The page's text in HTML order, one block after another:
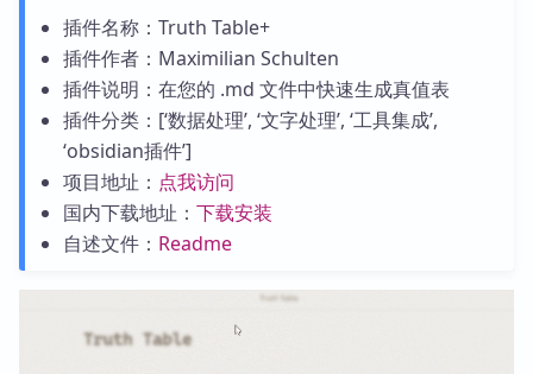
插件名称：Truth Table+
插件作者：Maximilian Schulten
插件说明：在您的 .md 文件中快速生成真值表
插件分类：[‘数据处理’, ‘文字处理’, ‘工具集成’,
‘obsidian插件’]
项目地址： 点我访问
国内下载地址： 下载安装
自述文件： Readme